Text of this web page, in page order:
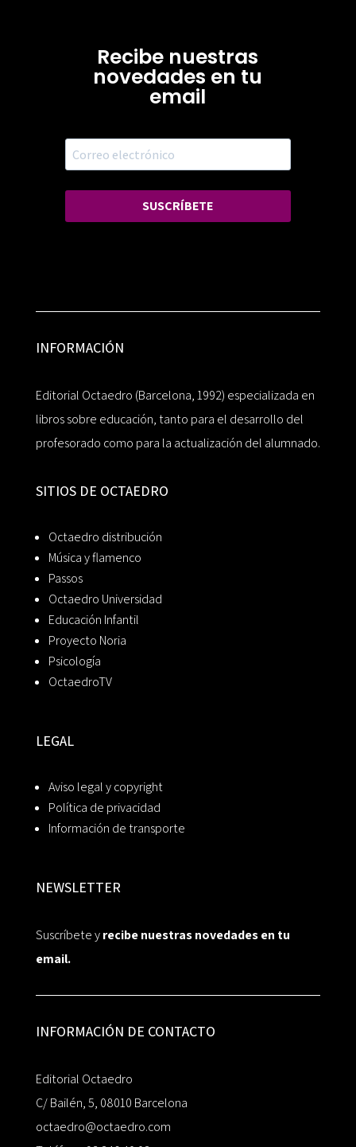
Recibe nuestras
novedades en tu
email
SUSCRÍBETE
INFORMACIÓN
Editorial Octaedro (Barcelona, 1992) especializada en
libros sobre educación, tanto para el desarrollo del
profesorado como para la actualización del alumnado.
SITIOS DE OCTAEDRO
Octaedro distribución
Música y flamenco
Passos
Octaedro Universidad
Educación Infantil
Proyecto Noria
Psicología
OctaedroTV
LEGAL
Aviso legal y copyright
Política de privacidad
Información de transporte
NEWSLETTER
Suscríbete yrecibe nuestras novedades en tu
email.
INFORMACIÓN DE CONTACTO
Editorial Octaedro
C/ Bailén, 5, 08010 Barcelona
octaedro@octaedro.com